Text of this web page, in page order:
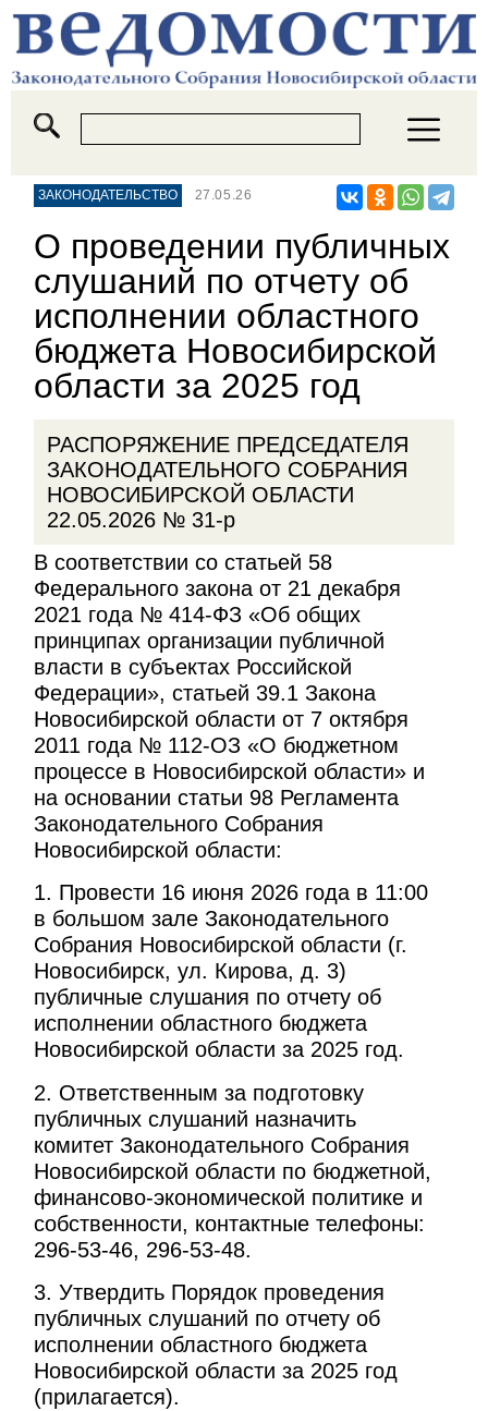
ЗАКОНОДАТЕЛЬСТВО 27.05.26
О проведении публичных
слушаний по отчету об
исполнении областного
бюджета Новосибирской
области за 2025 год
РАСПОРЯЖЕНИЕ ПРЕДСЕДАТЕЛЯ
ЗАКОНОДАТЕЛЬНОГО СОБРАНИЯ
НОВОСИБИРСКОЙ ОБЛАСТИ
22.05.2026 № 31-р
В соответствии со статьей 58
Федерального закона от 21 декабря
2021 года № 414-ФЗ «Об общих
принципах организации публичной
власти в субъектах Российской
Федерации», статьей 39.1 Закона
Новосибирской области от 7 октября
2011 года № 112-ОЗ «О бюджетном
процессе в Новосибирской области» и
на основании статьи 98 Регламента
Законодательного Собрания
Новосибирской области:
1. Провести 16 июня 2026 года в 11:00
в большом зале Законодательного
Собрания Новосибирской области (г.
Новосибирск, ул. Кирова, д. 3)
публичные слушания по отчету об
исполнении областного бюджета
Новосибирской области за 2025 год.
2. Ответственным за подготовку
публичных слушаний назначить
комитет Законодательного Собрания
Новосибирской области по бюджетной,
финансово-экономической политике и
собственности, контактные телефоны:
296-53-46, 296-53-48.
3. Утвердить Порядок проведения
публичных слушаний по отчету об
исполнении областного бюджета
Новосибирской области за 2025 год
(прилагается).